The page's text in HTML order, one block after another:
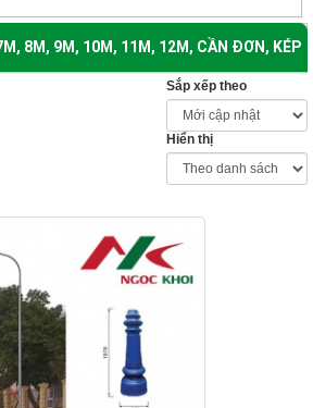
8M, 9M, 10M, 11M, 12M, CẦN ĐƠN, KÉP
Sắp xếp theo
Hiển thị